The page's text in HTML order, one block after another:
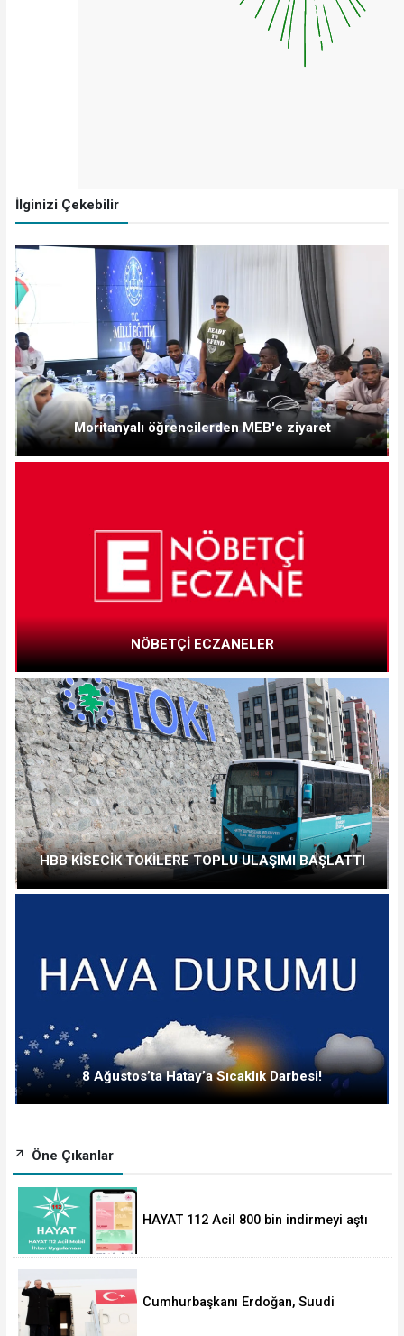
İlginizi Çekebilir
Moritanyalı öğrencilerden MEB'e ziyaret
NÖBETÇİ ECZANELER
HBB KİSECİK TOKİLERE TOPLU ULAŞIMI BAŞLATTI
8 Ağustos’ta Hatay’a Sıcaklık Darbesi!
Öne Çıkanlar
HAYAT 112 Acil 800 bin indirmeyi aştı
Cumhurbaşkanı Erdoğan, Suudi